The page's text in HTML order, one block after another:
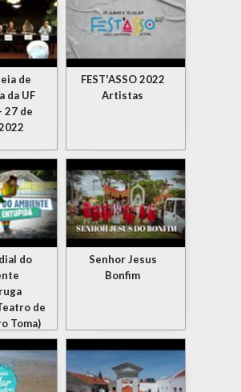
de
da UF
27 de
FEST'ASSO 2022
Artistas
do
de
Toma)
Senhor Jesus
Bonfim